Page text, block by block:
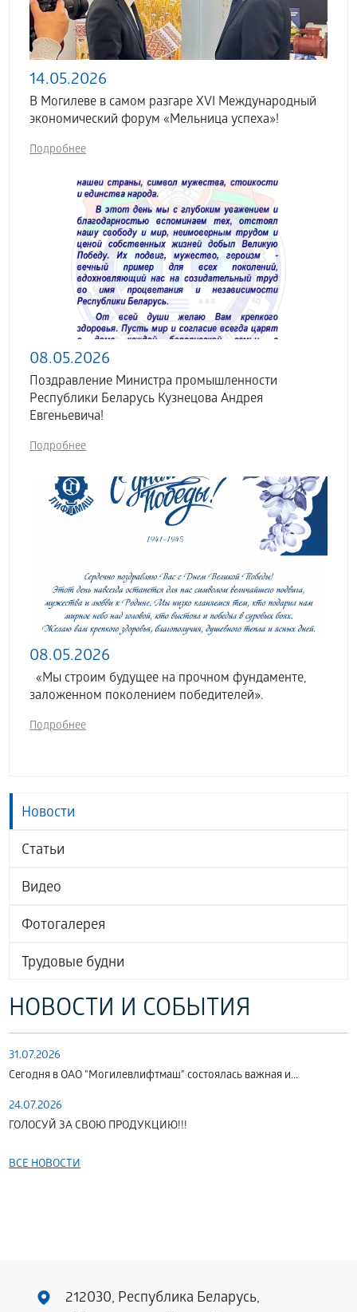
Новости
Статьи
Видео
Фотогалерея
Трудовые будни
НОВОСТИ И СОБЫТИЯ
31.07.2026
Сегодня в ОАО "Могилевлифтмаш" состоялась важная и...
24.07.2026
ГОЛОСУЙ ЗА СВОЮ ПРОДУКЦИЮ!!!
ВСЕ НОВОСТИ
14.05.2026
В Могилеве в самом разгаре XVI Международный
экономический форум «Мельница успеха»!
Подробнее
08.05.2026
Поздравление Министра промышленности
Республики Беларусь Кузнецова Андрея
Евгеньевича!
Подробнее
08.05.2026
«Мы строим будущее на прочном фундаменте,
заложенном поколением победителей».
Подробнее
212030, Республика Беларусь,